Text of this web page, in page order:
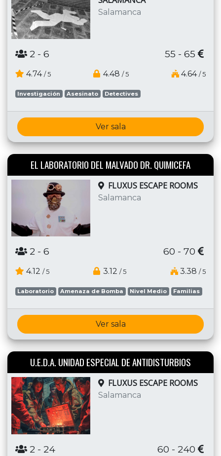
Salamanca
2 - 6 55 - 65
4.74 / 5 4.48 / 5 4.64 / 5
Investigación Asesinato Detectives
Ver sala
EL LABORATORIO DEL MALVADO DR. QUIMICEFA
FLUXUS ESCAPE ROOMS
Salamanca
2 - 6 60 - 70
4.12 / 5 3.12 / 5 3.38 / 5
Laboratorio Amenaza de Bomba Nivel Medio Familias
Ver sala
U.E.D.A. UNIDAD ESPECIAL DE ANTIDISTURBIOS
FLUXUS ESCAPE ROOMS
Salamanca
2 - 24 60 - 240